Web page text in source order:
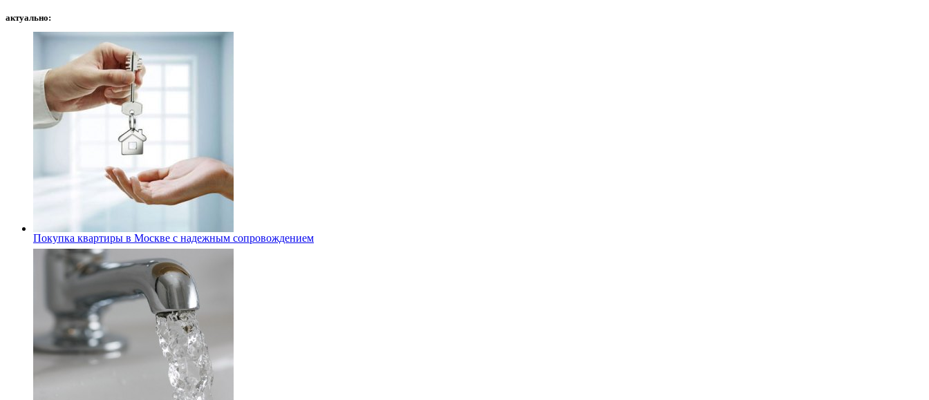
актуально:
Покупка квартиры в Москве с надежным сопровождением